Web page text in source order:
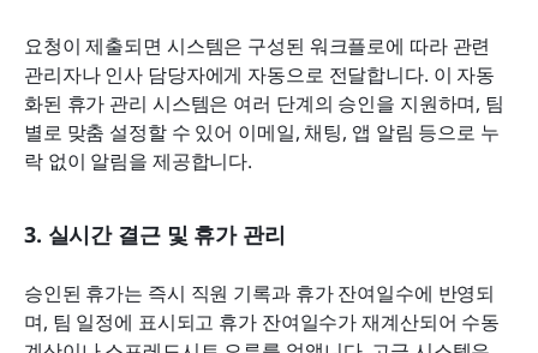
요청이 제출되면 시스템은 구성된 워크플로에 따라 관련
관리자나 인사 담당자에게 자동으로 전달합니다. 이 자동
화된 휴가 관리 시스템은 여러 단계의 승인을 지원하며, 팀
별로 맞춤 설정할 수 있어 이메일, 채팅, 앱 알림 등으로 누
락 없이 알림을 제공합니다.
3. 실시간 결근 및 휴가 관리
승인된 휴가는 즉시 직원 기록과 휴가 잔여일수에 반영되
며, 팀 일정에 표시되고 휴가 잔여일수가 재계산되어 수동